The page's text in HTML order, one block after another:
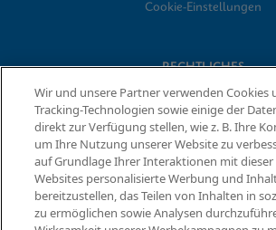
Cookie-Einstellungen
RECHTLICHES
Datenschutzvereinbarung
Partner-Gemeinschaften
Allgemeine Geschäftsbedingungen für
© 2026 Cepheid. Cepheid®, das Cepheid-
Xpert® und I-CORE® sind Marken von
Wir und unsere Partner verwenden Cookies
Tracking-Technologien sowie einige der
direkt zur Verfügung stellen, wie z. B. Ihre
um Ihre Nutzung unserer Website zu
auf Grundlage Ihrer Interaktionen mit
Websites personalisierte Werbung und
bereitzustellen, das Teilen von Inhalten in
zu ermöglichen sowie Analysen